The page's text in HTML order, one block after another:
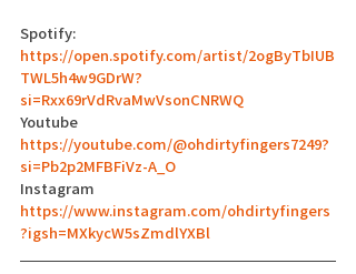
Spotify:
https://open.spotify.com/artist/2ogByTbIUB
TWL5h4w9GDrW?
si=Rxx69rVdRvaMwVsonCNRWQ
Youtube
https://youtube.com/@ohdirtyfingers7249?
si=Pb2p2MFBFiVz-A_O
Instagram
https://www.instagram.com/ohdirtyfingers
?igsh=MXkycW5sZmdlYXBl